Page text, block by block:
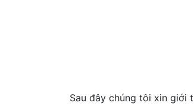
Sau đây chúng tôi xin giới